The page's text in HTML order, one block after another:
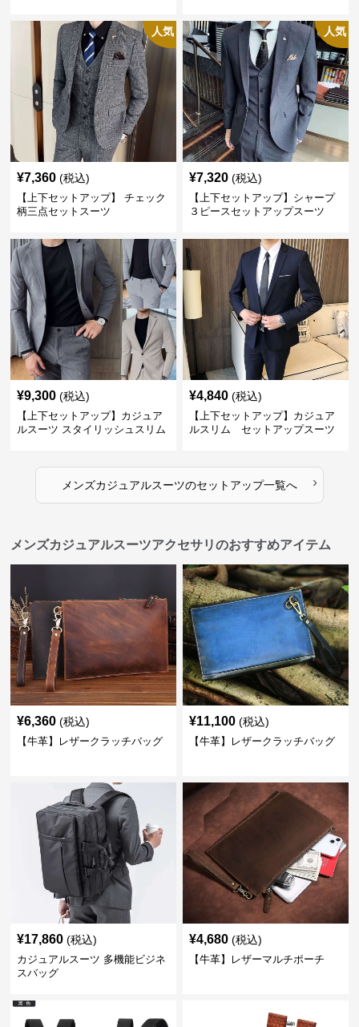
人気
¥7,360 (税込)
【上下セットアップ】 チェック
柄三点セットスーツ
人気
¥7,320 (税込)
【上下セットアップ】シャープ
３ピースセットアップスーツ
¥9,300 (税込)
【上下セットアップ】カジュア
ルスーツ スタイリッシュスリム
¥4,840 (税込)
【上下セットアップ】カジュア
ルスリム セットアップスーツ
メンズカジュアルスーツのセットアップ一覧へ ›
メンズカジュアルスーツアクセサリのおすすめアイテム
¥6,360 (税込)
【牛革】レザークラッチバッグ
¥11,100 (税込)
【牛革】レザークラッチバッグ
¥17,860 (税込)
カジュアルスーツ 多機能ビジネ
スバッグ
¥4,680 (税込)
【牛革】レザーマルチポーチ